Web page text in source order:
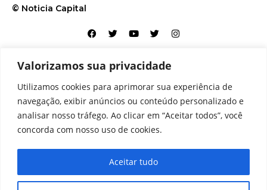
Valorizamos sua privacidade
Utilizamos cookies para aprimorar sua experiência de
navegação, exibir anúncios ou conteúdo personalizado e
analisar nosso tráfego. Ao clicar em “Aceitar todos”, você
concorda com nosso uso de cookies.
Aceitar tudo
© Noticia Capital
Contato Home Aviso legal Configurações de cookies
Equipe Perfil Política de cookies Serviços